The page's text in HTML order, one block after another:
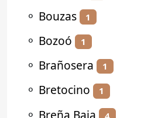
⚬ Bouzas 1
⚬ Bozoó 1
⚬ Brañosera 1
⚬ Bretocino 1
⚬ Breña Baja 4